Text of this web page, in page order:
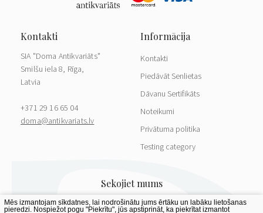
SIA "Doma Antikvariāts"
Smilšu iela 8, Rīga,
Latvia
+371 29 16 65 04
doma@antikvariats.lv
Kontakti
Piedāvāt Senlietas
Dāvanu Sertifikāts
Noteikumi
Privātuma politika
Testing category
Mēs izmantojam sīkdatnes, lai nodrošinātu jums ērtāku un labāku lietošanas
pieredzi. Nospiežot pogu "Piekrītu", jūs apstiprināt, ka piekrītat izmantot